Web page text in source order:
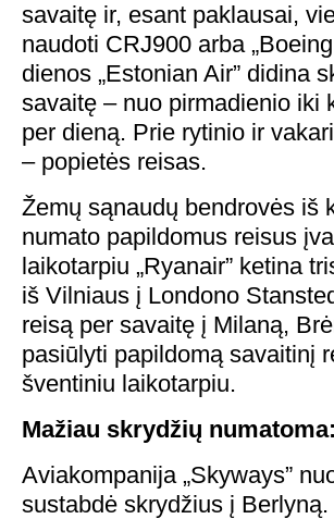
savaitę ir, esant paklausai,
naudoti CRJ900 arba
dienos „Estonian Air” didina
savaitę – nuo pirmadienio iki
per dieną. Prie rytinio ir
– popietės reisas.
Žemų sąnaudų bendrovės iš
numato papildomus reisus
laikotarpiu „Ryanair” ketina
iš Vilniaus į Londono
reisą per savaitę į Milaną,
pasiūlyti papildomą savaitinį
šventiniu laikotarpiu.
Mažiau skrydžių numatoma:
Aviakompanija „Skyways”
sustabdė skrydžius į Berlyną.